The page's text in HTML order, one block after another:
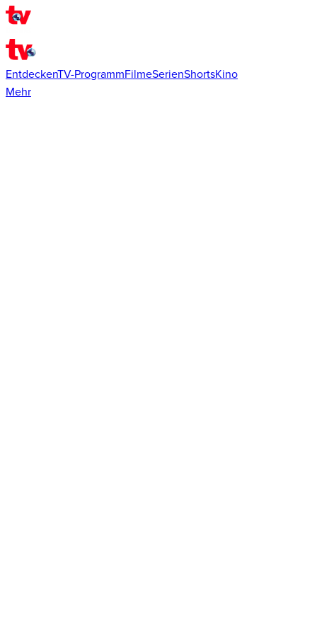
EntdeckenTV-ProgrammFilmeSerienShortsKino
Mehr